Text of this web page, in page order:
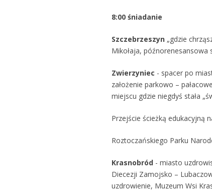
8:00 śniadanie
Szczebrzeszyn „gdzie
Mikołaja, późnorenesansowa
Zwierzyniec - spacer po
założenie parkowo –
miejscu gdzie niegdyś stała
Przejście ścieżką edukacyjną
Roztoczańskiego Parku
Krasnobród - miasto
Diecezji Zamojsko –
uzdrowienie, Muzeum Wsi